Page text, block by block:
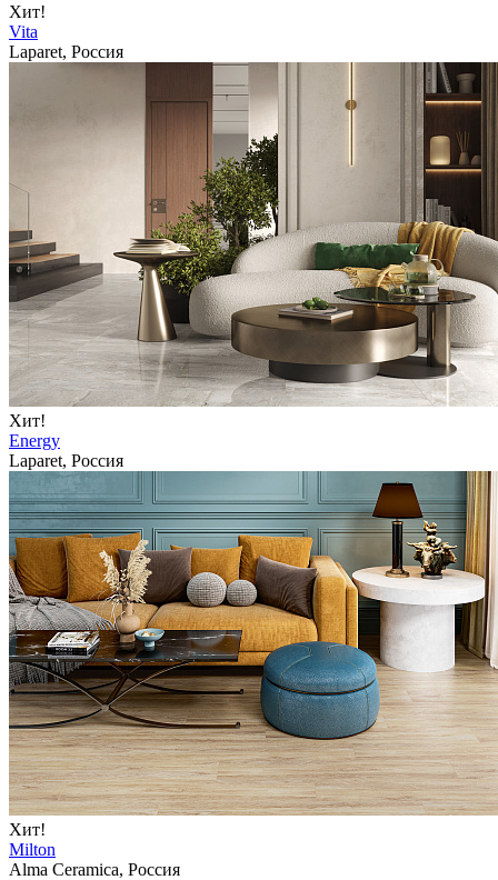
Хит!
Vita
Laparet, Россия
Хит!
Energy
Laparet, Россия
Хит!
Milton
Alma Ceramica, Россия